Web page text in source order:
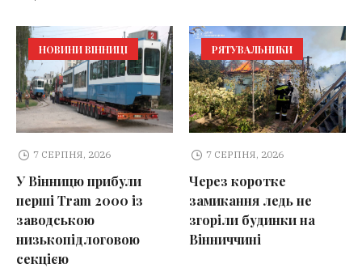
НОВИНИ ВІННИЦІ
7 СЕРПНЯ, 2026
У Вінницю прибули
перші Tram 2000 із
заводською
низькопідлоговою
секцією
РЯТУВАЛЬНИКИ
7 СЕРПНЯ, 2026
Через коротке
замикання ледь не
згоріли будинки на
Вінниччині